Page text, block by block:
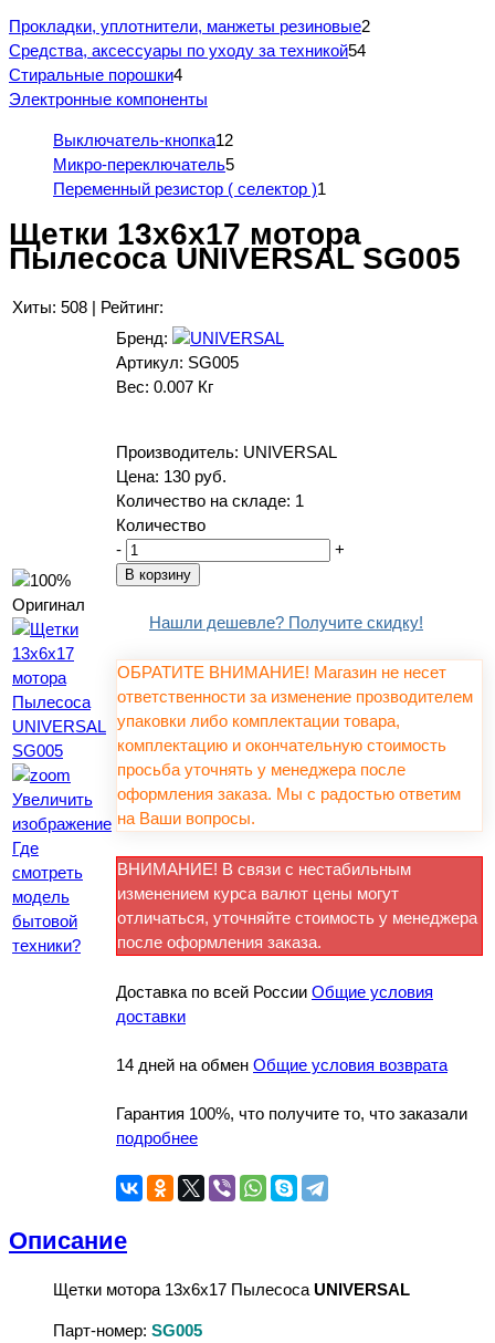
Прокладки, уплотнители, манжеты резиновые2
Средства, аксессуары по уходу за техникой54
Стиральные порошки4
Электронные компоненты
Выключатель-кнопка12
Микро-переключатель5
Переменный резистор ( селектор )1
Щетки 13x6x17 мотора
Пылесоса UNIVERSAL SG005
Хиты: 508 | Рейтинг:
Увеличить
изображение
Где
смотреть
модель
бытовой
техники?
Бренд:
Артикул: SG005
Вес: 0.007 Кг
Производитель: UNIVERSAL
Цена: 130 руб.
Количество на складе: 1
Количество
-
+
Нашли дешевле? Получите скидку!
ОБРАТИТЕ ВНИМАНИЕ! Магазин не несет
ответственности за изменение прозводителем
упаковки либо комплектации товара,
комплектацию и окончательную стоимость
просьба уточнять у менеджера после
оформления заказа. Мы с радостью ответим
на Ваши вопросы.
ВНИМАНИЕ! В связи с нестабильным
изменением курса валют цены могут
отличаться, уточняйте стоимость у менеджера
после оформления заказа.
Доставка по всей России Общие условия
доставки
14 дней на обмен Общие условия возврата
Гарантия 100%, что получите то, что заказали
подробнее
Описание
Щетки мотора 13x6x17 Пылесоса UNIVERSAL
Парт-номер: SG005